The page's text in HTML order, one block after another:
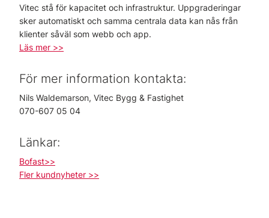
Vitec stå för kapacitet och infrastruktur. Uppgraderingar
sker automatiskt och samma centrala data kan nås från
klienter såväl som webb och app.
Läs mer >>
För mer information kontakta:
Nils Waldemarson, Vitec Bygg & Fastighet
070-607 05 04
Länkar:
Bofast>>
Fler kundnyheter >>